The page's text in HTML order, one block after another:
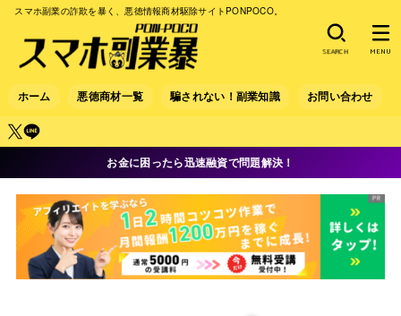
スマホ副業の詐欺を暴く、悪徳情報商材駆除サイトPONPOCO。
ホーム 悪徳商材一覧 騙されない！副業知識 お問い合わせ
SEARCH MENU
お金に困ったら迅速融資で問題解決！